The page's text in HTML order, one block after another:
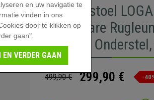
Gamingstoel
Kantelbare
Metalen
499,90 € 299,90 € -
en uw navigatie te
vinden in ons
door te klikken op
gaan".
VERDER GAAN